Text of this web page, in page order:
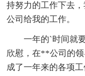
持努力的工作下去
公司给我的工作。
一年的`时间就
欣慰，在**公司的
成了一年来的各项